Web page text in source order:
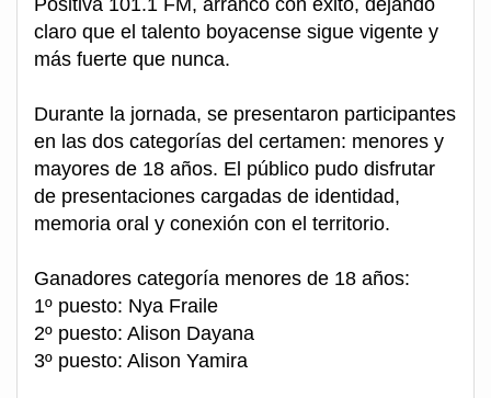
Positiva 101.1 FM, arrancó con éxito, dejando
claro que el talento boyacense sigue vigente y
más fuerte que nunca.
Durante la jornada, se presentaron participantes
en las dos categorías del certamen: menores y
mayores de 18 años. El público pudo disfrutar
de presentaciones cargadas de identidad,
memoria oral y conexión con el territorio.
Ganadores categoría menores de 18 años:
1º puesto: Nya Fraile
2º puesto: Alison Dayana
3º puesto: Alison Yamira